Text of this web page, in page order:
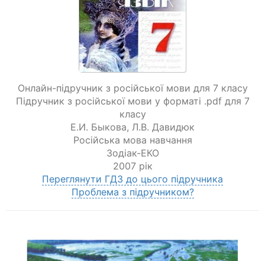
Онлайн-підручник з російської мови для 7 класу
Підручник з російської мови у форматі .pdf для 7
класу
Е.И. Быкова, Л.В. Давидюк
Російська мова навчання
Зодіак-ЕКО
2007 рік
Переглянути ГДЗ до цього підручника
Проблема з підручником?